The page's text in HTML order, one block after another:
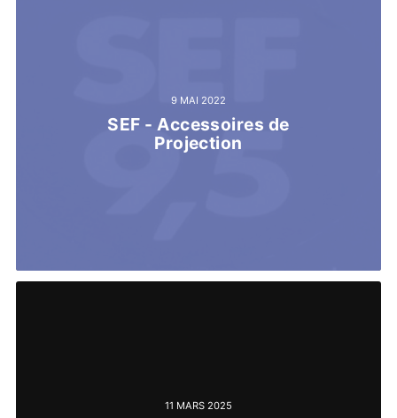
9 MAI 2022
SEF - Accessoires de
Projection
11 MARS 2025